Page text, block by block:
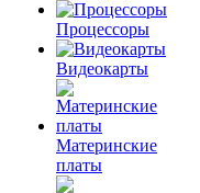
Процессоры
Видеокарты
Материнские
платы